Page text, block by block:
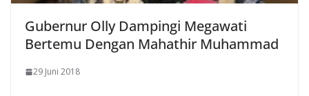
Gubernur Olly Dampingi Megawati
Bertemu Dengan Mahathir Muhammad
29 Juni 2018